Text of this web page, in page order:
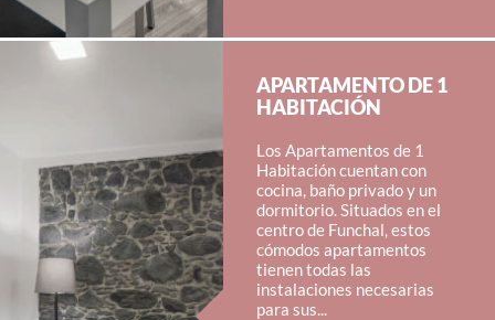
APARTAMENTO DE 1
HABITACIÓN
Los Apartamentos de 1
Habitación cuentan con
cocina, baño privado y un
dormitorio. Situados en el
centro de Funchal, estos
cómodos apartamentos
tienen todas las
instalaciones necesarias
para sus...